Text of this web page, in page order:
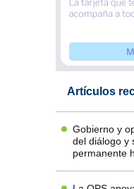
Artículos
Gobierno y
del diálogo y
permanente